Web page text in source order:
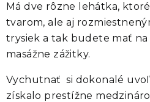
Má dve rôzne lehátka,
tvarom, ale aj
trysiek a tak budete mať
masážne zážitky.
Vychutnať si dokonalé
získalo prestížne